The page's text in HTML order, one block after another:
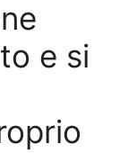
e si